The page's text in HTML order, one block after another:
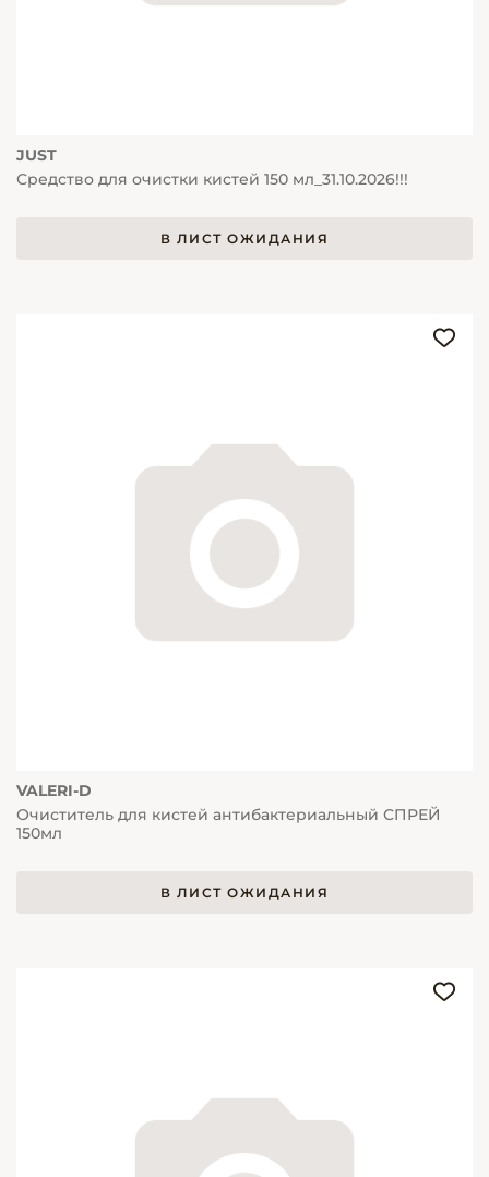
JUST
Средство для очистки кистей 150 мл_31.10.2026!!!
В ЛИСТ ОЖИДАНИЯ
VALERI-D
Очиститель для кистей антибактериальный СПРЕЙ
150мл
В ЛИСТ ОЖИДАНИЯ